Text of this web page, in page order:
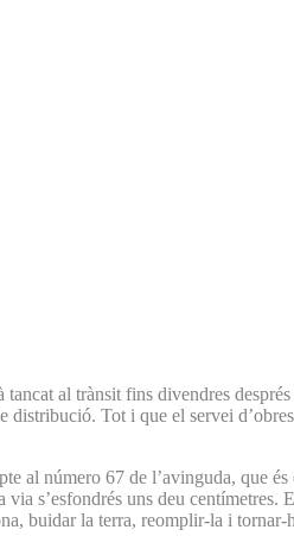
al trànsit fins divendres
Tot i que el servei
número 67 de l’avinguda, que
s’esfondrés uns deu
buidar la terra, reomplir-la i